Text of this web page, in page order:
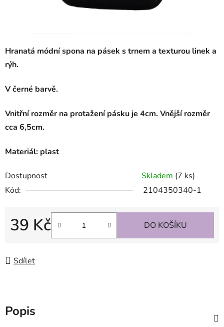
Hranatá módní spona na pásek s trnem a texturou linek a
rýh.
V černé barvě.
Vnitřní rozměr na protažení pásku je 4cm. Vnější rozměr
cca 6,5cm.
Materiál: plast
Dostupnost Skladem (7 ks)
Kód:
2104350340-1
39 Kč
Měrná cena:
DO KOŠÍKU
Sdílet
Popis